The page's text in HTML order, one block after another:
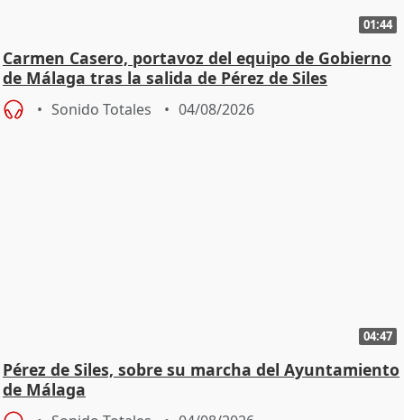
01:44
Carmen Casero, portavoz del equipo de Gobierno
de Málaga tras la salida de Pérez de Siles
Sonido Totales 04/08/2026
04:47
Pérez de Siles, sobre su marcha del Ayuntamiento
de Málaga